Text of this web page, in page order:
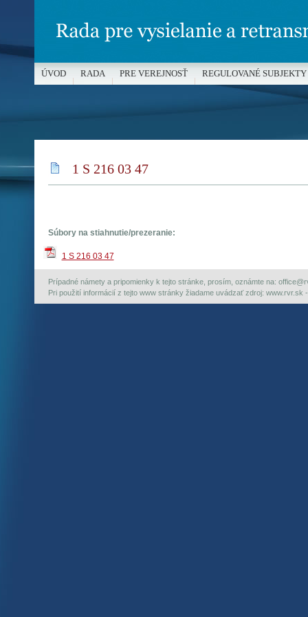
1 S 216 03 47
Súbory na stiahnutie/prezeranie:
1 S 216 03 47
Prípadné námety a pripomienky k tejto stránke, prosím, oznámte na:
Pri použití informácií z tejto www stránky žiadame uvádzať zdroj: www.rvr.sk
ÚVOD RADA PRE VEREJNOSŤ REGULOVANÉ SUBJEKTY